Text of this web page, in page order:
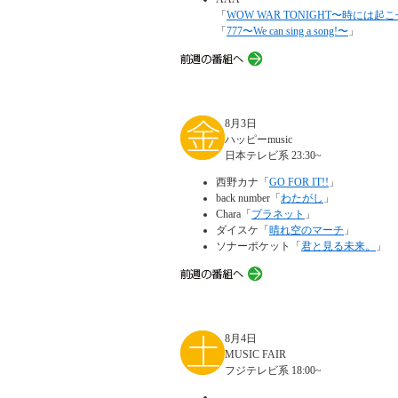
「 WOW WAR TONIGHT〜時には起
「 777〜We can sing a song!〜 」
8月3日
ハッピーmusic
日本テレビ系 23:30~
西野カナ「 GO FOR IT!! 」
back number「 わたがし 」
Chara「 プラネット 」
ダイスケ「 晴れ空のマーチ 」
ソナーポケット「 君と見る未来。 」
8月4日
MUSIC FAIR
フジテレビ系 18:00~